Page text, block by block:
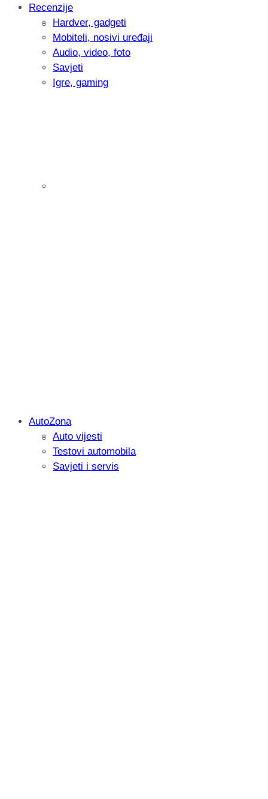
Intervju: Goran Jović, fotograf -
Recenzije
Hardver, gadgeti
Mobiteli, nosivi uređaji
Audio, video, foto
Savjeti
Igre, gaming
Savjetujemo: Što učiniti kada vaš
AutoZona
Auto vijesti
Testovi automobila
Savjeti i servis